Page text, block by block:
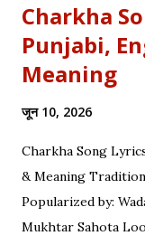
Charkha
Punjabi,
Meaning
जून 10, 2026
Charkha Song
& Meaning
Popularized by:
Mukhtar Sahota